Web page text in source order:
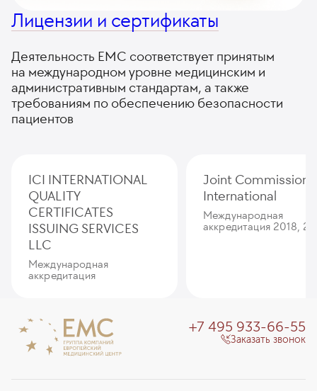
Лицензии и сертификаты
Деятельность ЕМС соответствует принятым
на международном уровне медицинским и
административным стандартам, а также
требованиям по обеспечению безопасности
пациентов
ICI INTERNATIONAL
QUALITY
CERTIFICATES
ISSUING SERVICES
LLC
Международная
аккредитация
Joint Commission
International
Международная
аккредитация 2018,
+7 495 933-66-55
Заказать звонок